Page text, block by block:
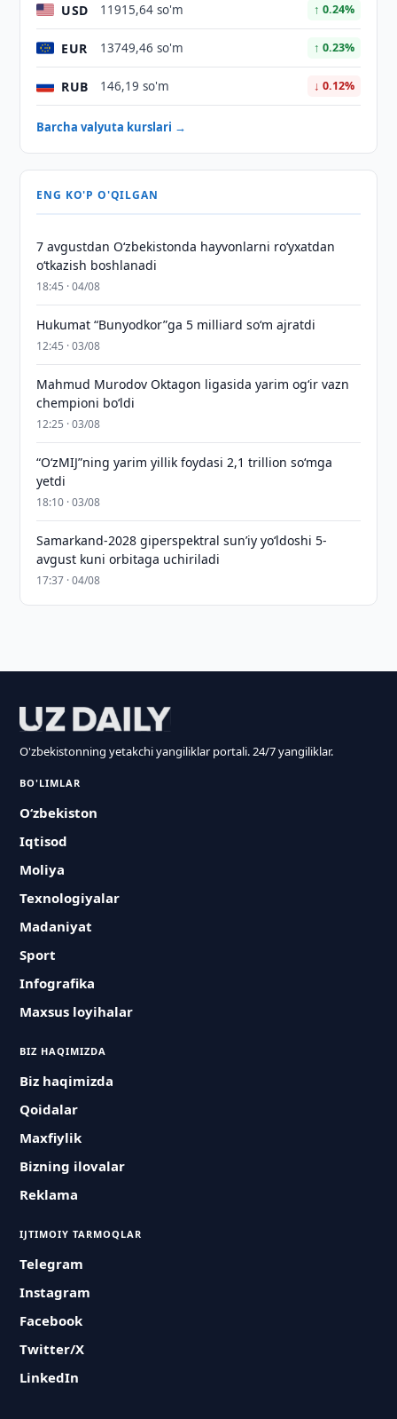
USD 11915,64 so'm ↑ 0.24%
EUR 13749,46 so'm ↑ 0.23%
RUB 146,19 so'm ↓ 0.12%
Barcha valyuta kurslari →
ENG KO'P O'QILGAN
7 avgustdan O‘zbekistonda hayvonlarni ro‘yxatdan
o‘tkazish boshlanadi
18:45 · 04/08
Hukumat “Bunyodkor”ga 5 milliard so‘m ajratdi
12:45 · 03/08
Mahmud Murodov Oktagon ligasida yarim og‘ir vazn
chempioni bo‘ldi
12:25 · 03/08
“O‘zMIJ”ning yarim yillik foydasi 2,1 trillion so‘mga
yetdi
18:10 · 03/08
Samarkand-2028 giperspektral sun’iy yo‘ldoshi 5-
avgust kuni orbitaga uchiriladi
17:37 · 04/08
O'zbekistonning yetakchi yangiliklar portali. 24/7 yangiliklar.
BO'LIMLAR
O‘zbekiston
Iqtisod
Moliya
Texnologiyalar
Madaniyat
Sport
Infografika
Maxsus loyihalar
BIZ HAQIMIZDA
Biz haqimizda
Qoidalar
Maxfiylik
Bizning ilovalar
Reklama
IJTIMOIY TARMOQLAR
Telegram
Instagram
Facebook
Twitter/X
LinkedIn